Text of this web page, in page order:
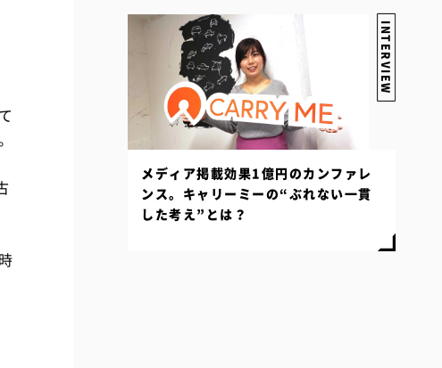
INTERVIEW
メディア掲載効果1億円のカンファレ
ンス。キャリーミーの“ぶれない一貫
した考え”とは？